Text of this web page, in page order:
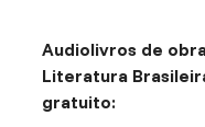
Audiolivros de
Literatura
gratuito: